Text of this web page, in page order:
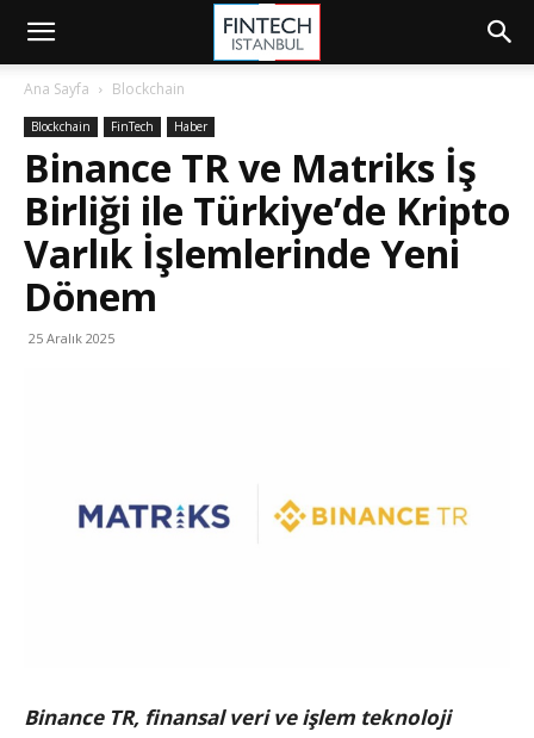
Ana Sayfa Blockchain
Blockchain FinTech Haber
Binance TR ve Matriks İş
Birliği ile Türkiye’de Kripto
Varlık İşlemlerinde Yeni
Dönem
25 Aralık 2025
Binance TR, finansal veri ve işlem teknoloji